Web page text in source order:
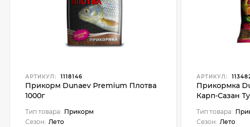
АРТИКУЛ: 1118146
Прикорм Dunaev Premium Плотва
1000г
Тип товара: Прикорм
Сезон: Лето
АРТИКУЛ:
Прикормка
Карп-Сазан
Тип товара:
Сезон: Лето